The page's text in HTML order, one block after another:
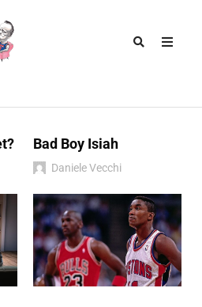
Bad Boy Isiah
Daniele Vecchi